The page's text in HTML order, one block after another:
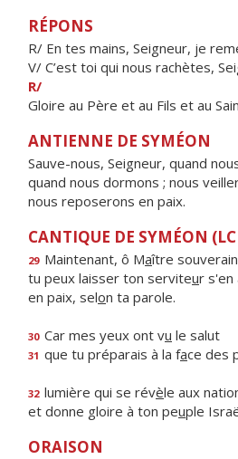
RÉPONS
R/ En tes mains, Seigneur, je
V/ C’est toi qui nous rachètes,
R/
Gloire au Père et au Fils et au
ANTIENNE DE SYMÉON
Sauve-nous, Seigneur, quand
quand nous dormons ; nous
nous reposerons en paix.
CANTIQUE DE SYMÉON
29 Maintenant, ô Maître
tu peux laisser ton serviteur s'en
en paix, selon ta parole.
30 Car mes yeux ont vu le salut
31 que tu préparais à la face des
32 lumière qui se révèle aux
et donne gloire à ton peuple
ORAISON